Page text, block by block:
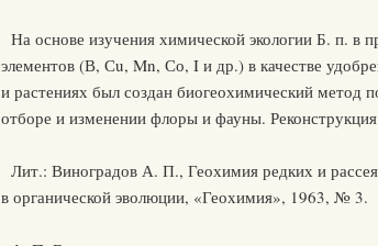
На основе изучения химической экологии Б. п. в
элементов (В, Сu, Mn, Со, I и др.) в качестве
и растениях был создан биогеохимический метод
отборе и изменении флоры и фауны.
Лит.: Виноградов А. П., Геохимия редких и
в органической эволюции, «Геохимия», 1963, № 3.